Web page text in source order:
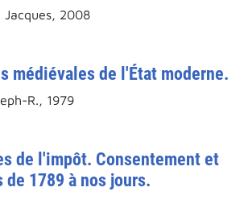
Jacques, 2008
médiévales de l'État moderne.
R., 1979
de l'impôt. Consentement et
de 1789 à nos jours.